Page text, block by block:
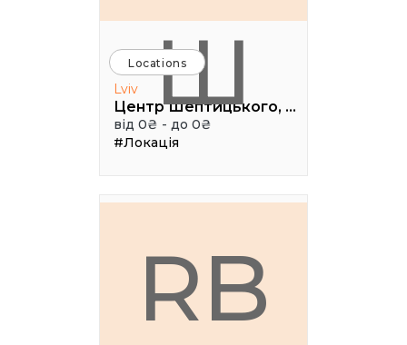
Ш
Locations
Lviv
Центр Шептицького, 1 поверх, паркова аудиторія
від 0₴ - до 0₴
#Локація
RB